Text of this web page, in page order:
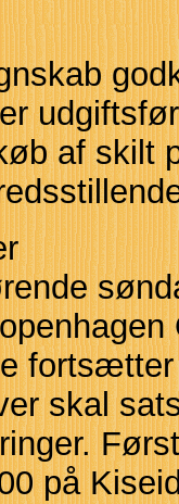
af skilt
skal
på